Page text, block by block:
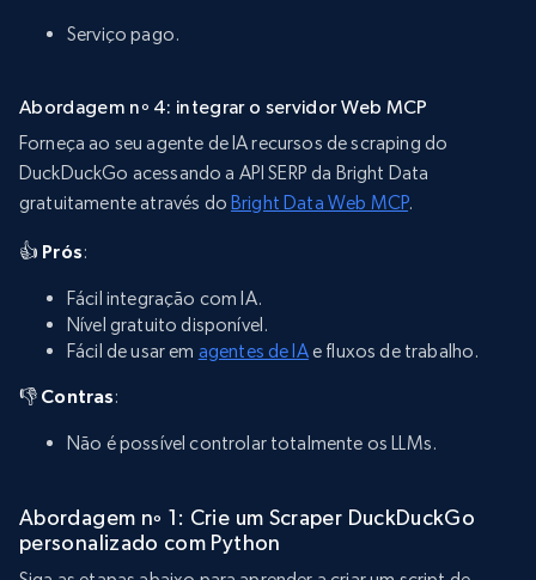
Serviço pago.
Abordagem nº 4: integrar o servidor Web MCP
Forneça ao seu agente de IA recursos de scraping do
DuckDuckGo acessando a API SERP da Bright Data
gratuitamente através doBright Data Web MCP.
👍 Prós:
Fácil integração com IA.
Nível gratuito disponível.
Fácil de usar em agentes de IAe fluxos de trabalho.
👎 Contras:
Não é possível controlar totalmente os LLMs.
Abordagem nº 1: Crie um Scraper DuckDuckGo
personalizado com Python